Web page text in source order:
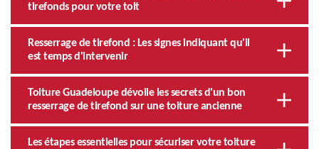
tirefonds pour votre toit
Resserrage de tirefond : Les signes indiquant qu'il
est temps d'intervenir
Toiture Guadeloupe dévoile les secrets d'un bon
resserrage de tirefond sur une toiture ancienne
Les étapes essentielles pour sécuriser votre toiture